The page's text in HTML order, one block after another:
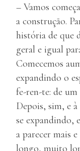
– Vamos
a construção.
história de que
geral e igual
Comecemos
expandindo o
fe-ren-te: de
Depois, sim, e
se expandindo,
a parecer mais
longo, muito